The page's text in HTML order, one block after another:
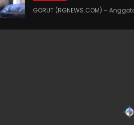
GORUT (RGNEWS.COM) –